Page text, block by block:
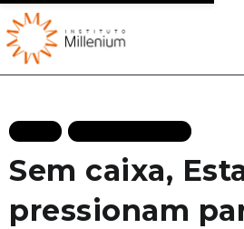
Sem caixa,
pressionam